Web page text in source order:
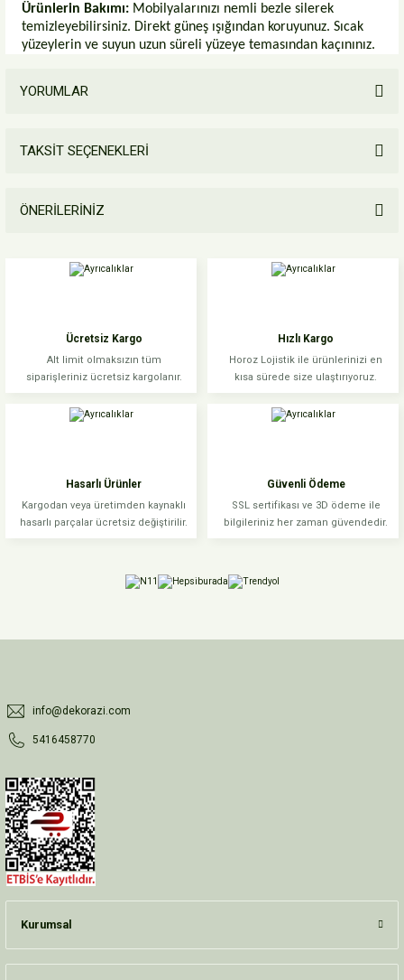
Ürünlerin Bakımı: Mobilyalarınızı nemli bezle silerek
temizleyebilirsiniz. Direkt güneş ışığından koruyunuz. Sıcak
yüzeylerin ve suyun uzun süreli yüzeye temasından kaçınınız.
YORUMLAR
TAKSİT SEÇENEKLERİ
ÖNERİLERİNİZ
yetersiz gördüğünüz noktaları öneri formunu kullanarak tarafımıza
Ürün resmi kalitesiz, bozuk veya görüntülenemiyor.
Ürün açıklamasında eksik bilgiler bulunuyor.
Ürün bilgilerinde hatalar bulunuyor.
Gönder
Ücretsiz Kargo
Alt limit olmaksızın tüm
siparişleriniz ücretsiz kargolanır.
Hızlı Kargo
Horoz Lojistik ile ürünlerinizi en
kısa sürede size ulaştırıyoruz.
Hasarlı Ürünler
Kargodan veya üretimden kaynaklı
hasarlı parçalar ücretsiz değiştirilir.
Güvenli Ödeme
SSL sertifikası ve 3D ödeme ile
bilgileriniz her zaman güvendedir.
info@dekorazi.com
5416458770
Kurumsal